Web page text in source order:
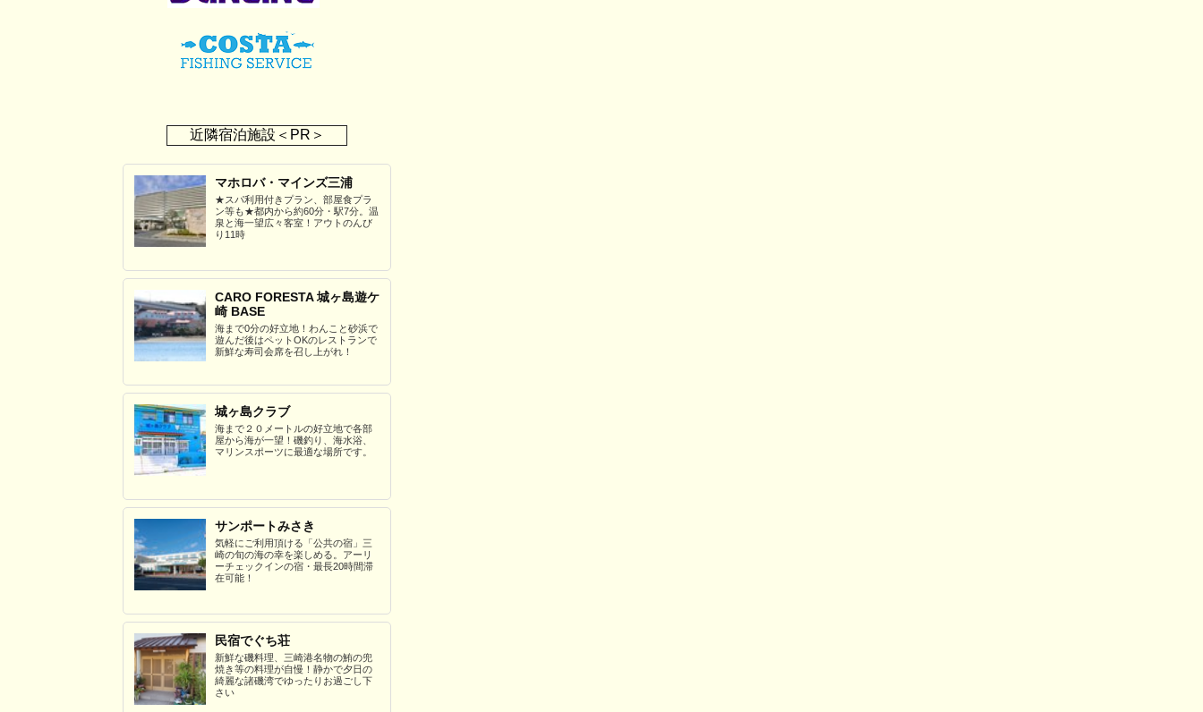
近隣宿泊施設＜PR＞
マホロバ・マインズ三浦
★スパ利用付きプラン、部屋食プラ
ン等も★都内から約60分・駅7分。温
泉と海一望広々客室！アウトのんび
り11時
CARO FORESTA 城ヶ島遊ケ
崎 BASE
海まで0分の好立地！わんこと砂浜で
遊んだ後はペットOKのレストランで
新鮮な寿司会席を召し上がれ！
城ヶ島クラブ
海まで２０メートルの好立地で各部
屋から海が一望！磯釣り、海水浴、
マリンスポーツに最適な場所です。
サンポートみさき
気軽にご利用頂ける「公共の宿」三
崎の旬の海の幸を楽しめる。アーリ
ーチェックインの宿・最長20時間滞
在可能！
民宿でぐち荘
新鮮な磯料理、三崎港名物の鮪の兜
焼き等の料理が自慢！静かで夕日の
綺麗な諸磯湾でゆったりお過ごし下
さい